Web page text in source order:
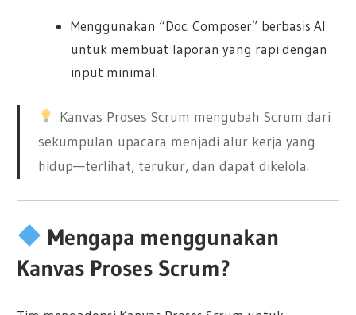
Menggunakan “Doc. Composer” berbasis AI
untuk membuat laporan yang rapi dengan
input minimal.
Kanvas Proses Scrum mengubah Scrum dari
sekumpulan upacara menjadi alur kerja yang
hidup—terlihat, terukur, dan dapat dikelola.
Mengapa menggunakan
Kanvas Proses Scrum?